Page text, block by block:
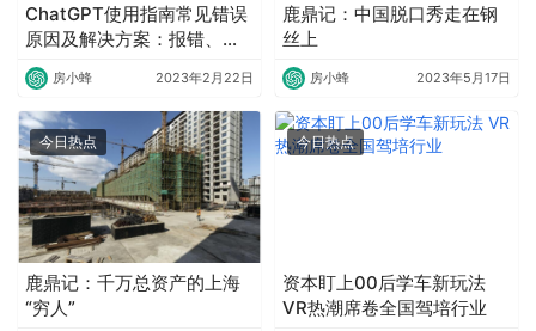
ChatGPT使用指南常见错误
原因及解决方案：报错、回
答不完整
房小蜂 2023年2月22日
鹿鼎记：中国脱口秀走在钢
丝上
房小蜂 2023年5月17日
今日热点
鹿鼎记：千万总资产的上海
“穷人”
今日热点
资本盯上00后学车新玩法
VR热潮席卷全国驾培行业